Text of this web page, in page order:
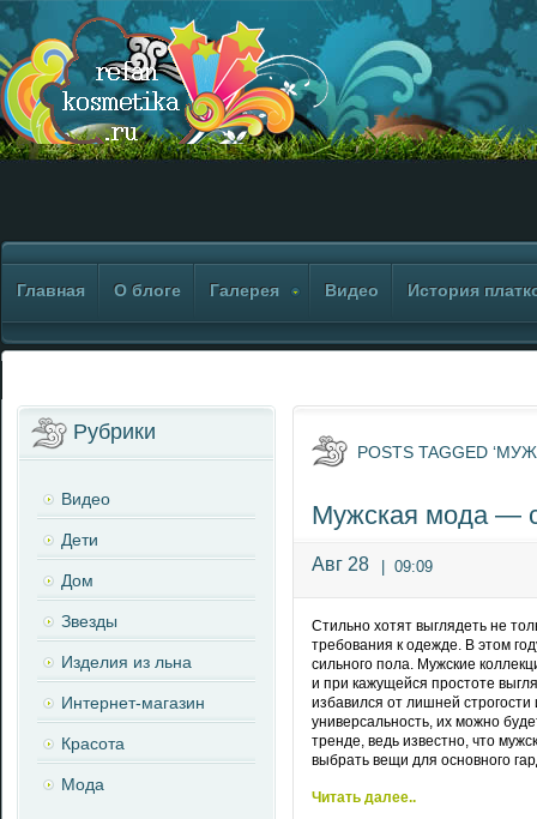
Главная О блоге Галерея Видео История
POSTS TAGGED
Мужская мода —
Авг 28 09:09
Стильно хотят выглядеть не
требования к одежде. В этом
сильного пола. Мужские
и при кажущейся простоте
избавился от лишней
универсальность, их можно
тренде, ведь известно, что
выбрать вещи для основного
Читать далее..
Рубрики
Видео
Дети
Дом
Звезды
Изделия из льна
Интернет-магазин
Красота
Мода